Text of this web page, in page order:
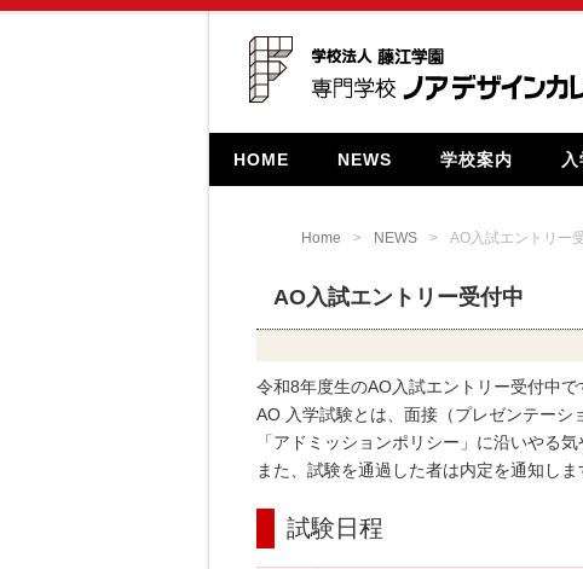
HOME NEWS 学校案内
Home NEWS AO入試エントリー
AO入試エントリー受付中
令和8年度生のAO入試エントリー受付中で
AO 入学試験とは、面接（プレゼンテー
「アドミッションポリシー」に沿いやる
また、試験を通過した者は内定を通知しま
試験日程